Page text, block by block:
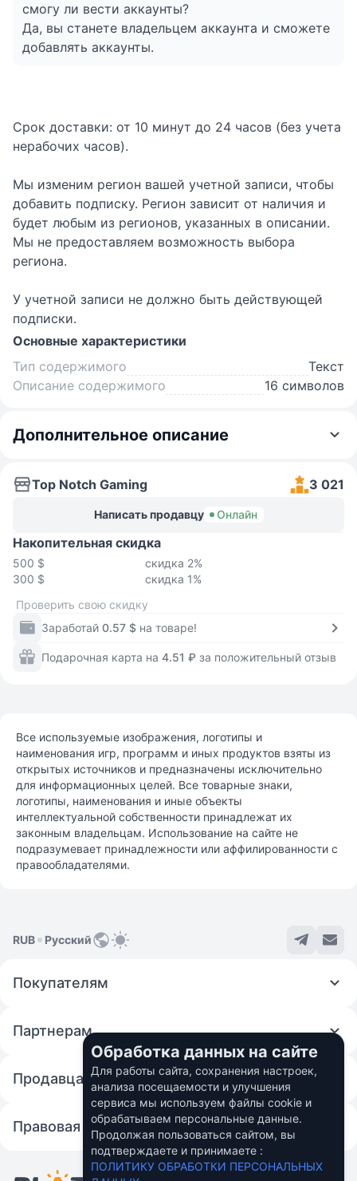
смогу ли вести аккаунты?
Да, вы станете владельцем аккаунта и сможете
добавлять аккаунты.
Срок доставки: от 10 минут до 24 часов (без учета
нерабочих часов).
Мы изменим регион вашей учетной записи, чтобы
добавить подписку. Регион зависит от наличия и
будет любым из регионов, указанных в описании.
Мы не предоставляем возможность выбора
региона.
У учетной записи не должно быть действующей
подписки.
Основные характеристики
Тип содержимого
Текст
Описание содержимого
16 символов
Дополнительное описание
Top Notch Gaming 3 021
Написать продавцу Онлайн
Накопительная скидка
500 $
скидка 2%
300 $
скидка 1%
Проверить свою скидку
Заработай 0.57 $ на товаре!
Подарочная карта на 4.51 ₽ за положительный отзыв
Все используемые изображения, логотипы и
наименования игр, программ и иных продуктов взяты из
открытых источников и предназначены исключительно
для информационных целей. Все товарные знаки,
логотипы, наименования и иные объекты
интеллектуальной собственности принадлежат их
законным владельцам. Использование на сайте не
подразумевает принадлежности или аффилированности с
правообладателями.
RUB Русский
Покупателям
Партнерам
Продавцам
Правовая информация
© 2026 Fincom Teh Ltd.
Персональные данные пользователей в
Обработка данных на сайте
Для работы сайта, сохранения настроек,
анализа посещаемости и улучшения
сервиса мы используем файлы cookie и
обрабатываем персональные данные.
Продолжая пользоваться сайтом, вы
подтверждаете и принимаете :
ПОЛИТИКУ ОБРАБОТКИ ПЕРСОНАЛЬНЫХ